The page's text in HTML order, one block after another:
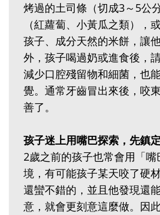
烤過的土司條（切成3～5公
（紅蘿蔔、小黃瓜之類），
孩子、成分天然的米餅，讓
外，孩子喝過奶或進食後，
減少口腔殘留物和細菌，也
覺。通常牙齒冒出來後，咬
善了。
孩子迷上用嘴巴探索，先鎮
2歲之前的孩子也常會用「嘴
境，有可能孩子某天咬了硬
還蠻不錯的，並且他發現還
意，就會更刻意這麼做。因